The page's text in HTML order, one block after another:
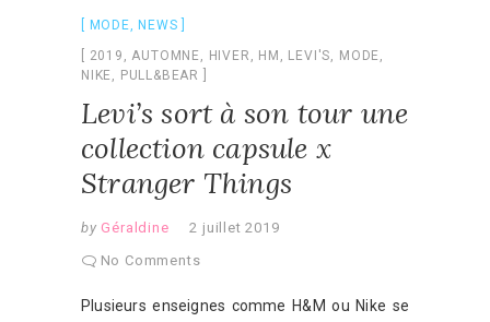
MODE ,NEWS
2019
AUTOMNE HIVER HM LEVI'S MODE
NIKE
PULL&BEAR
Levi’s sort à son tour une
collection capsule x
Stranger Things
by Géraldine
2 juillet 2019
No Comments
Plusieurs enseignes comme H&M ou Nike se